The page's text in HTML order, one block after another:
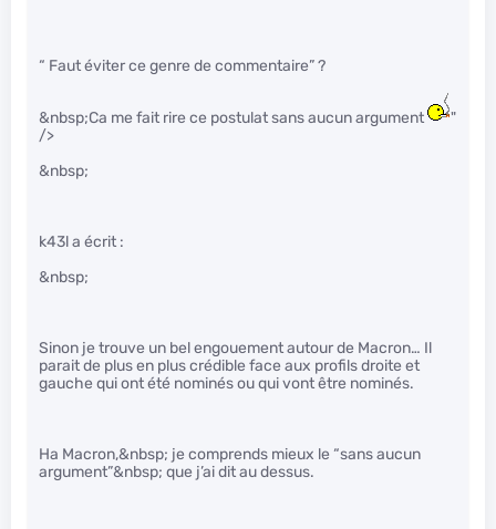
“ Faut éviter ce genre de commentaire” ?
&nbsp;Ca me fait rire ce postulat sans aucun argument
"
/>
&nbsp;
k43l a écrit :
&nbsp;
Sinon je trouve un bel engouement autour de Macron… Il
parait de plus en plus crédible face aux profils droite et
gauche qui ont été nominés ou qui vont être nominés.
Ha Macron,&nbsp; je comprends mieux le “sans aucun
argument”&nbsp; que j’ai dit au dessus.